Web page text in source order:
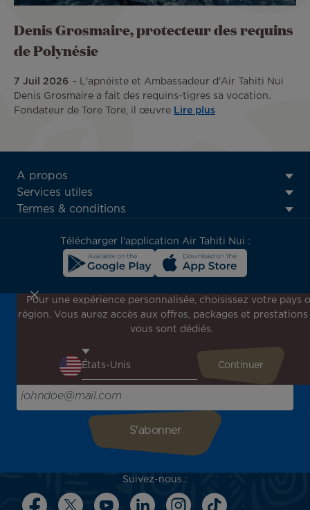
Denis Grosmaire, protecteur des requins
de Polynésie
7 Juil 2026
L'apnéiste et Ambassadeur d'Air Tahiti Nui
Denis Grosmaire a fait des requins-tigres sa vocation.
Fondateur de Tore Tore, il œuvre Lire plus
ATN:
Footer
menu
A propos
Services utiles
Termes & conditions
Télécharger l'application Air Tahiti Nui :
Inscrivez-vous à notre newsletter !
Recevez en avant-première toutes nos offres spéciales et
l'inspiration pour votre prochain voyage !
Saisissez votre adresse e-mail ici
Suivez-nous :
Pour une expérience personnalisée, choisissez votre pays
région. Vous aurez accès aux offres, packages et prestations
vous sont dédiés.